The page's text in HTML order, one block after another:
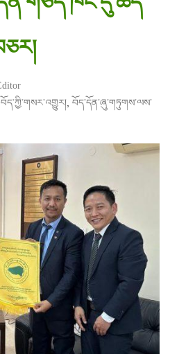
བོད་ཀྱི་གསར་འགྱུར། བོད་དོན་ཞུ་གཏུགས་ལས་